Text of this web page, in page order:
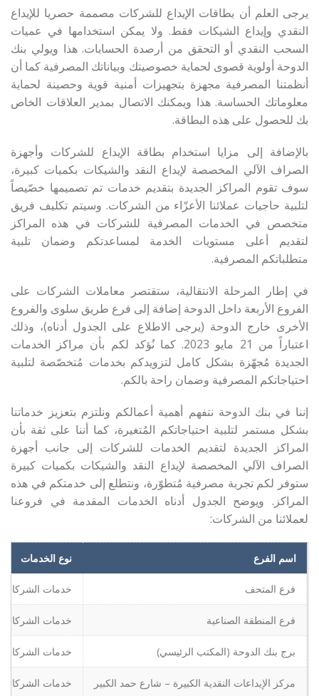
يرجى العلم أن بطاقات الإيداع للشركات مصممة حصريا للإيداع
النقدي وإيداع الشيكات فقط. ولا يمكن استخدامها في عميات
السحب النقدي أو التحقق من أرصدة الحسابات. هذا ويولي بنك
الدوحة أولوية قصوى لحماية خصوصيتك وبياناتك المصرفية كما أن
أنظمتنا المصرفية مجهزة بتجهيزات أمنية قوية وحصينة لحماية
معلوماتك الحساسة. هذا ويمكنك الاتصال بمدير العلاقات الخاص
بك للحصول على هذه البطاقة.
بالإضافة إلى مزايا استخدام بطاقة الإيداع للشركات وأجهزة
الصراف الآلي المخصصة لإيداع النقد والشيكات بكميات كبيرة،
سوف تقوم المراكز الجديدة بتقديم خدمات تم تصميمها خصّيصاً
لتلبية حاجيات عملائنا الأعزّاء من الشركات. وسيتم تكليف فريق
متخصص في الخدمات المصرفية للشركات في هذه المراكز
لتقديم أعلى مستويات الخدمة لمساعدتكم وضمان تلبية
متطلباتكم المصرفية.
في إطار المرحلة الانتقالية، ستقتصر معاملات الشركات على
الفروع الأربعة داخل الدوحة إضافة إلى فرع طريق سلوى والفروع
الأخرى خارج الدوحة (يرجى الاطلاع على الجدول أدناه)، وذلك
اعتباراً من 21 مايو 2023. كما نُؤكد لكم بأن مراكز الخدمات
الجديدة مُجهّزة بشكل كامل لتزويدكم بخدمات مُتخصّصة لتلبية
احتياجاتكم المصرفية وضمان راحة بالكم.
إننا في بنك الدوحة نتفهم أهمية أعمالكم ونلتزم بتعزيز خدماتنا
بشكل مستمر لتلبية احتياجاتكم المُتغيرة، كما أننا على ثقة بأن
المراكز الجديدة لتقديم الخدمات للشركات إلى جانب أجهزة
الصراف الآلي المخصصة لإيداع النقد والشيكات بكميات كبيرة
ستوفر لكم تجربة مصرفية مُتطوّرة، ونتطلع إلى خدمتكم في هذه
المراكز. ويوضح الجدول أدناه الخدمات المقدمة في فروعنا
لعملائنا من الشركات:
اسم الفرع نوع الخدمات
فرع المتحف خدمات
فرع المنطقة الصناعية خدمات
برج بنك الدوحة (المكتب الرئيسي) خدمات
مركز الإيداعات النقدية الكبيرة – شارع حمد الكبير خدمات